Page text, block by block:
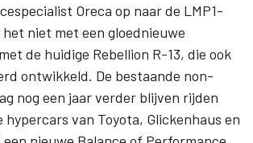
Oreca op naar de LMP1-
niet met een gloednieuwe
de huidige Rebellion R-13, die ook
ontwikkeld. De bestaande non-
nog een jaar verder blijven rijden
hypercars van Toyota, Glickenhaus en